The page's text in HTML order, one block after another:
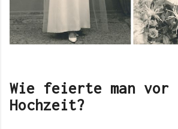
Wie feierte man vor
Hochzeit?